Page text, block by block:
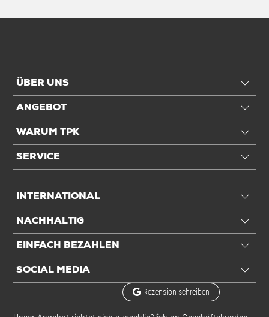
ÜBER UNS
ANGEBOT
WARUM TPK
SERVICE
INTERNATIONAL
NACHHALTIG
EINFACH BEZAHLEN
SOCIAL MEDIA
Rezension schreiben